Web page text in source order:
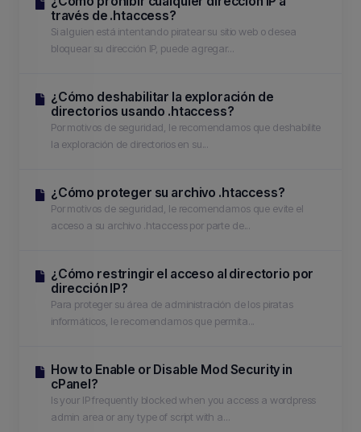
través de .htaccess?
Si alguien está intentando piratear su sitio web o desea
bloquear su dirección IP, puede agregar...
¿Cómo deshabilitar la exploración de
directorios usando .htaccess?
Por motivos de seguridad, le recomendamos que deshabilite
la exploración de directorios en su...
¿Cómo proteger su archivo .htaccess?
Por motivos de seguridad, le recomendamos que evite el
acceso a su archivo .htaccess por parte de...
¿Cómo restringir el acceso al directorio por
dirección IP?
Para proteger su área de administración de los piratas
informáticos, le recomendamos que permita...
How to Enable or Disable Mod Security in
cPanel?
Is your IP frequently blocked when you access a wordpress
admin area or any type of script with a...